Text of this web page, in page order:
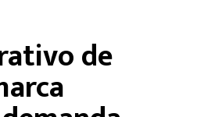
de